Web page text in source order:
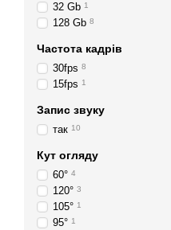
32 Gb 1
128 Gb 8
Частота кадрів
30fps 8
15fps 1
Запис звуку
так 10
Кут огляду
60° 4
120° 3
105° 1
95° 1